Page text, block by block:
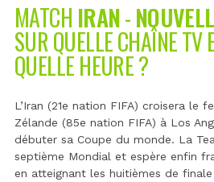
MATCH IRAN-
SUR QUELLE CHAÎNE TV
QUELLE HEURE ?
L’Iran (21e nation FIFA) croisera le
Zélande (85e nation FIFA) à Los
débuter sa Coupe du monde. La
septième Mondial et espère enfin
en atteignant les huitièmes de